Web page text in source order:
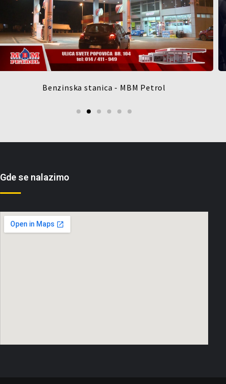
Benzinska stanica - MBM Petrol
Gde se nalazimo